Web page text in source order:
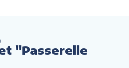
"Passerelle